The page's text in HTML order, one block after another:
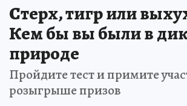
Стерх, тигр или
Кем бы вы были в
природе
Пройдите тест и примите
розыгрыше призов